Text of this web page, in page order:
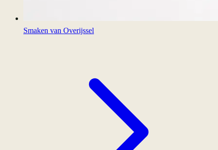
Smaken van Overijssel